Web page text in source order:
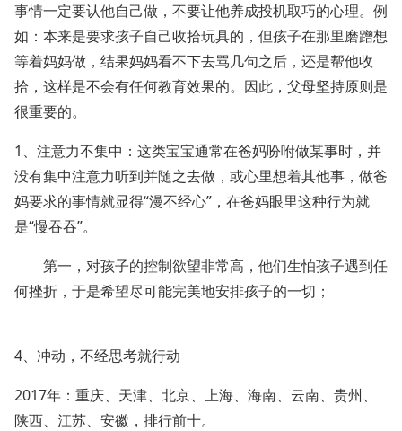
事情一定要认他自己做，不要让他养成投机取巧的心理。例
如：本来是要求孩子自己收拾玩具的，但孩子在那里磨蹭想
等着妈妈做，结果妈妈看不下去骂几句之后，还是帮他收
拾，这样是不会有任何教育效果的。因此，父母坚持原则是
很重要的。
1、注意力不集中：这类宝宝通常在爸妈吩咐做某事时，并
没有集中注意力听到并随之去做，或心里想着其他事，做爸
妈要求的事情就显得“漫不经心”，在爸妈眼里这种行为就
是“慢吞吞”。
第一，对孩子的控制欲望非常高，他们生怕孩子遇到任
何挫折，于是希望尽可能完美地安排孩子的一切；
4、冲动，不经思考就行动
2017年：重庆、天津、北京、上海、海南、云南、贵州、
陕西、江苏、安徽，排行前十。